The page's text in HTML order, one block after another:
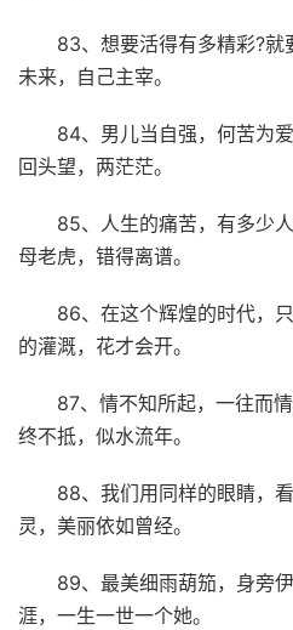
83、想要活得有多精彩?
未来，自己主宰。
84、男儿当自强，何苦为
回头望，两茫茫。
85、人生的痛苦，有多少
母老虎，错得离谱。
86、在这个辉煌的时代，
的灌溉，花才会开。
87、情不知所起，一往而
终不抵，似水流年。
88、我们用同样的眼睛，
灵，美丽依如曾经。
89、最美细雨葫笳，身旁
涯，一生一世一个她。